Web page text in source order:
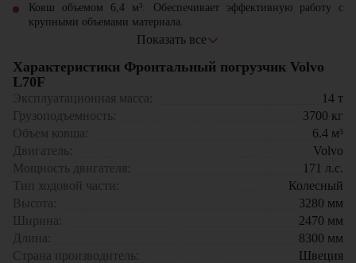
Ковш объемом 6,4 м³: Обеспечивает эффективную работу с
крупными объемами материала.
Грузоподъемность 3700 кг: Подходит для выполнения тяжелых
Прочная конструкция: Гарантирует долговечность и
минимальные эксплуатационные затраты.
Высокая маневренность: Позволяет эффективно работать в
Инновационные технологии: Повышают экономичность и
удобство эксплуатации.
Фронтальный погрузчик Volvo L70F идеально подходит для
выполнения сложных задач на строительных и промышленных
объектах. Его использование значительно повышает
производительность и качество выполняемых работ, обеспечивая
надежность и эффективность в любых условиях.
Показать все
Характеристики Фронтальный погрузчик Volvo
L70F
Эксплуатационная масса: 14 т
Грузоподъемность:
3700 кг
Объем ковша:
6.4 м³
Двигатель:
Volvo
Мощность двигателя:
171 л.с.
Тип ходовой части:
Колесный
Высота:
3280 мм
Ширина:
2470 мм
Длина:
8300 мм
Страна производитель:
Швеция